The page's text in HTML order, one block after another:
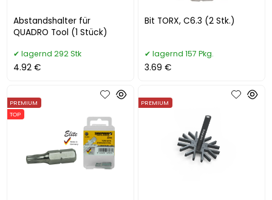
Abstandshalter für
QUADRO Tool (1 Stück)
lagernd 292 Stk
4.92 €
Bit TORX, C6.3 (2 Stk.)
lagernd 157 Pkg.
3.69 €
PREMIUM
TOP
PREMIUM